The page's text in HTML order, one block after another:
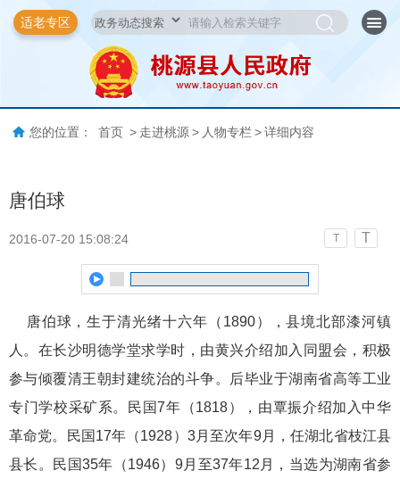
适老专区
您的位置： 首页 > 走进桃源 > 人物专栏 > 详细内容
唐伯球
2016-07-20 15:08:24 T T
唐伯球，生于清光绪十六年（1890），县境北部漆河镇
人。在长沙明德学堂求学时，由黄兴介绍加入同盟会，积极
参与倾覆清王朝封建统治的斗争。后毕业于湖南省高等工业
专门学校采矿系。民国7年（1818），由覃振介绍加入中华
革命党。民国17年（1928）3月至次年9月，任湖北省枝江县
县长。民国35年（1946）9月至37年12月，当选为湖南省参